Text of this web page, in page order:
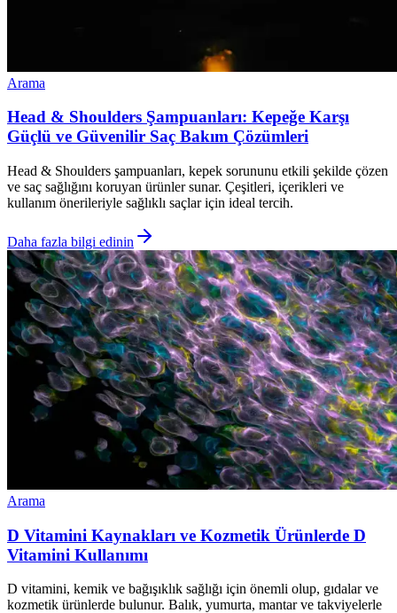
Arama
Head & Shoulders Şampuanları: Kepeğe Karşı
Güçlü ve Güvenilir Saç Bakım Çözümleri
Head & Shoulders şampuanları, kepek sorununu etkili şekilde çözen
ve saç sağlığını koruyan ürünler sunar. Çeşitleri, içerikleri ve
kullanım önerileriyle sağlıklı saçlar için ideal tercih.
Daha fazla bilgi edinin
Arama
D Vitamini Kaynakları ve Kozmetik Ürünlerde D
Vitamini Kullanımı
D vitamini, kemik ve bağışıklık sağlığı için önemli olup, gıdalar ve
kozmetik ürünlerde bulunur. Balık, yumurta, mantar ve takviyelerle